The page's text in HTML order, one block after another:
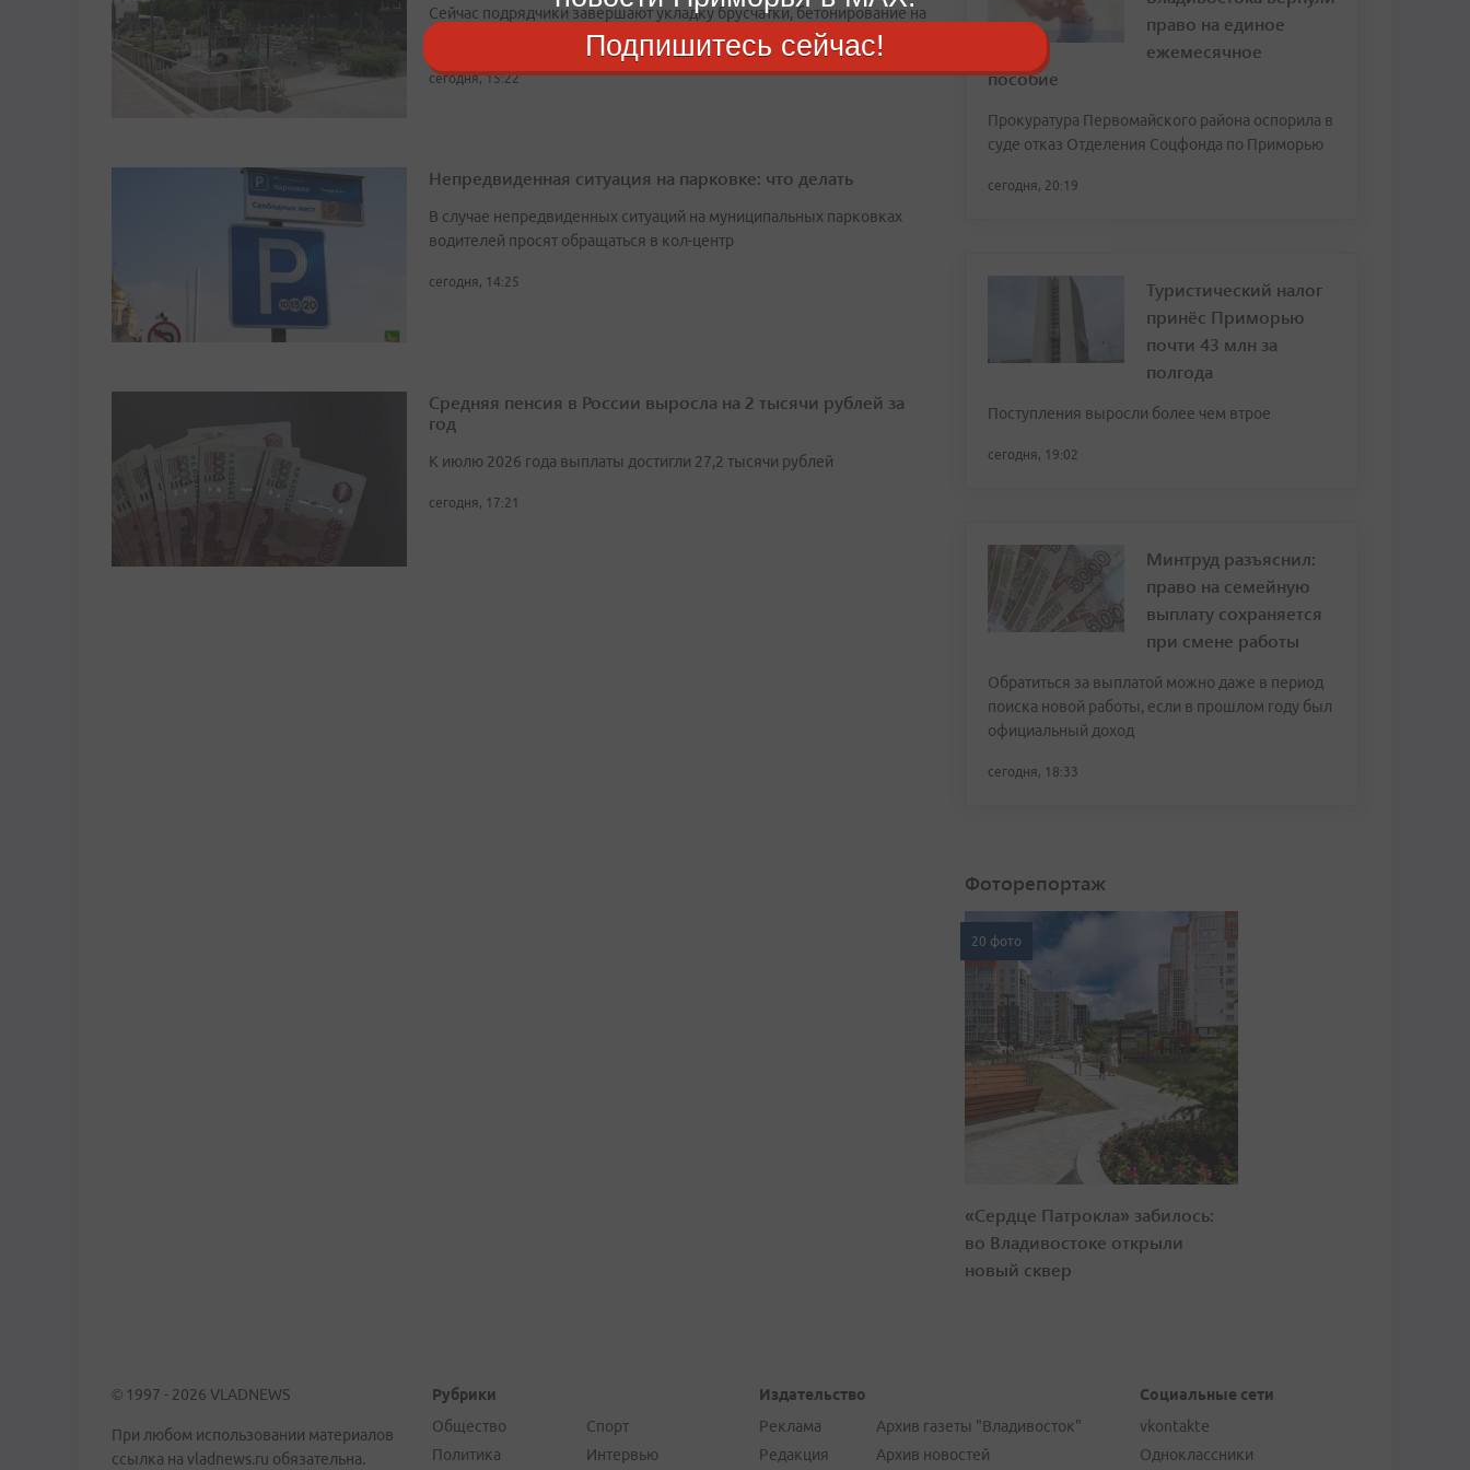
Сейчас подрядчики завершают укладку брусчатки, бетонирование на
участке по направлению к ТЭЦ-1
сегодня, 15:22
Непредвиденная ситуация на парковке: что делать
В случае непредвиденных ситуаций на муниципальных парковках
водителей просят обращаться в кол-центр
сегодня, 14:25
Средняя пенсия в России выросла на 2 тысячи рублей за
год
К июлю 2026 года выплаты достигли 27,2 тысячи рублей
сегодня, 17:21
право на единое
ежемесячное
пособие
Прокуратура Первомайского района оспорила в
суде отказ Отделения Соцфонда по Приморью
сегодня, 20:19
Туристический налог
принёс Приморью
почти 43 млн за
полгода
Поступления выросли более чем втрое
сегодня, 19:02
Минтруд разъяснил:
право на семейную
выплату сохраняется
при смене работы
Обратиться за выплатой можно даже в период
поиска новой работы, если в прошлом году был
официальный доход
сегодня, 18:33
Фоторепортаж
20 фото
«Сердце Патрокла» забилось:
во Владивостоке открыли
новый сквер
© 1997 - 2026 VLADNEWS
При любом использовании материалов
ссылка на vladnews.ru обязательна.
Рубрики
Общество
Политика
Спорт
Интервью
Издательство
Реклама
Редакция
Архив газеты "Владивосток"
Архив новостей
Социальные сети
vkontakte
Одноклассники
Подпишитесь сейчас!